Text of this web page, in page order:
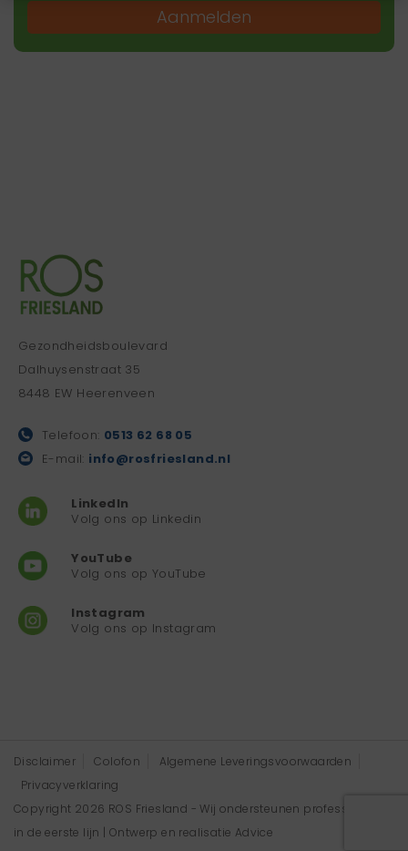
Aanmelden
Gezondheidsboulevard
Dalhuysenstraat 35
8448 EW Heerenveen
Telefoon: 0513 62 68 05
E-mail: info@rosfriesland.nl
LinkedIn
Volg ons op Linkedin
YouTube
Volg ons op YouTube
Instagram
Volg ons op Instagram
Disclaimer Colofon
Algemene Leveringsvoorwaarden
Privacyverklaring
Copyright 2026 ROS Friesland - Wij ondersteunen professionals
in de eerste lijn | Ontwerp en realisatie Advice